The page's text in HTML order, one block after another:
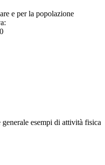
e per la popolazione
esempi di attività fisica